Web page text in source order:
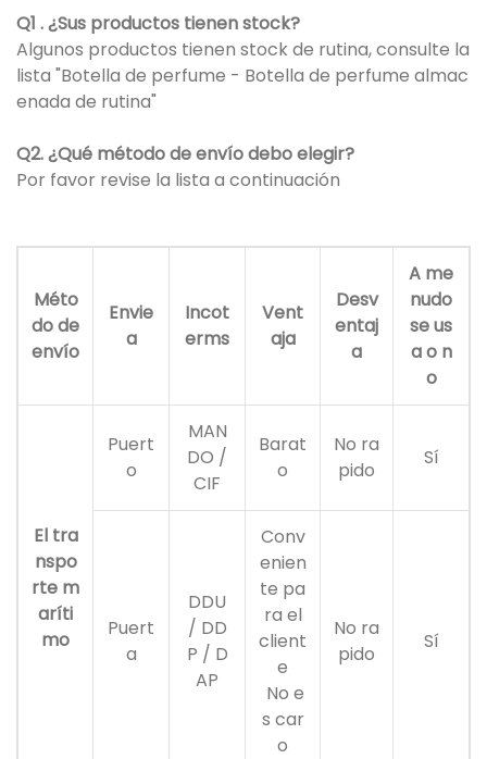
Q1 . ¿Sus productos tienen stock?
Algunos productos tienen stock de rutina, consulte la
lista "Botella de perfume - Botella de perfume almac
enada de rutina"
Q2. ¿Qué método de envío debo elegir?
Por favor revise la lista a continuación
Méto
do de
envío
Envie
a
Incot
erms
Vent
aja
Desv
entaj
a
A me
nudo
se us
a o n
o
El tra
nspo
rte m
aríti
mo
Puert
o
MAN
DO /
CIF
Barat
o
No ra
pido
Sí
Puert
a
DDU
/ DD
P / D
AP
Conv
enien
te pa
ra el
client
e
No e
s car
o
No ra
pido
Sí